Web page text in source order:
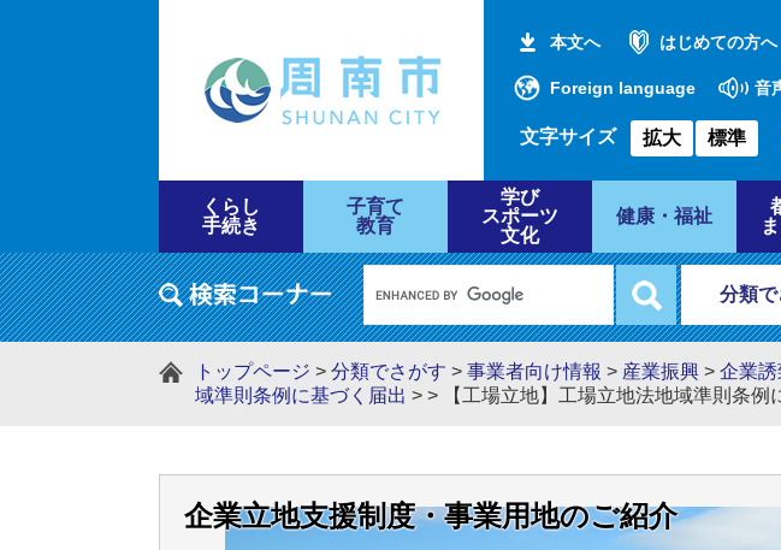
本文へ はじめての方へ
Foreign language 音
文字サイズ 拡大 標準
くらし
手続き
子育て
教育
学び
スポーツ
文化
健康・福祉
分類
トップページ > 分類でさがす > 事業者向け情報 > 産業振興 > 企業誘
域準則条例に基づく届出 > > 【工場立地】工場立地法地域準則条例
企業立地支援制度・事業用地のご紹介